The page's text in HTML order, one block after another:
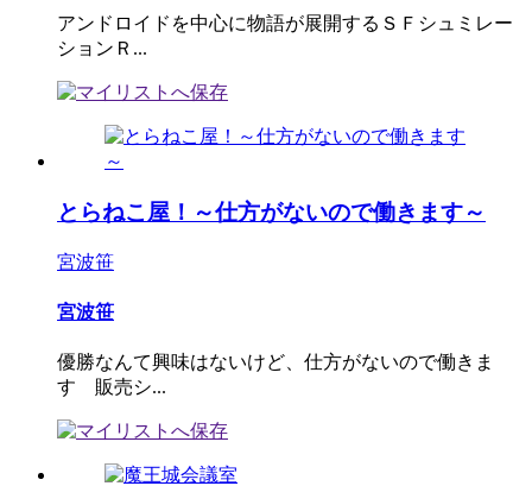
アンドロイドを中心に物語が展開するＳＦシュミレー
ションＲ...
とらねこ屋！～仕方がないので働きます～
宮波笹
宮波笹
優勝なんて興味はないけど、仕方がないので働きま
す 販売シ...